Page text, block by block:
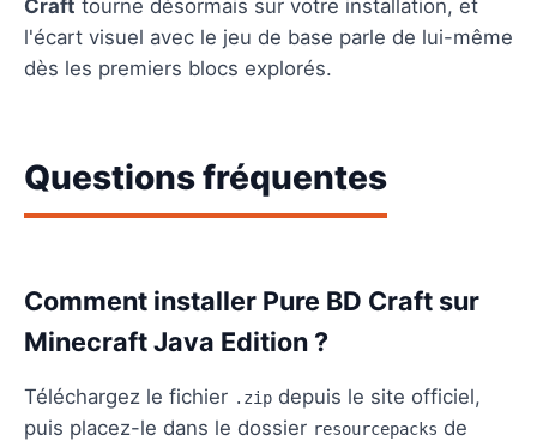
Craft tourne désormais sur votre installation, et
l'écart visuel avec le jeu de base parle de lui-même
dès les premiers blocs explorés.
Questions fréquentes
Comment installer Pure BD Craft sur
Minecraft Java Edition ?
Téléchargez le fichier .zip depuis le site officiel,
puis placez-le dans le dossier resourcepacks de